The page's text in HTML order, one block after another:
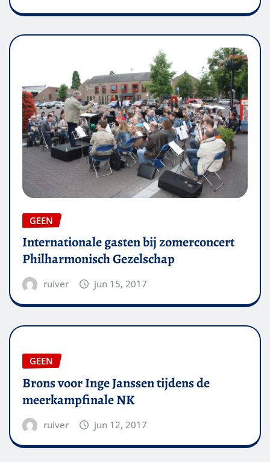
GEEN
Internationale gasten bij zomerconcert
Philharmonisch Gezelschap
ruiver jun 15, 2017
GEEN
Brons voor Inge Janssen tijdens de
meerkampfinale NK
ruiver jun 12, 2017